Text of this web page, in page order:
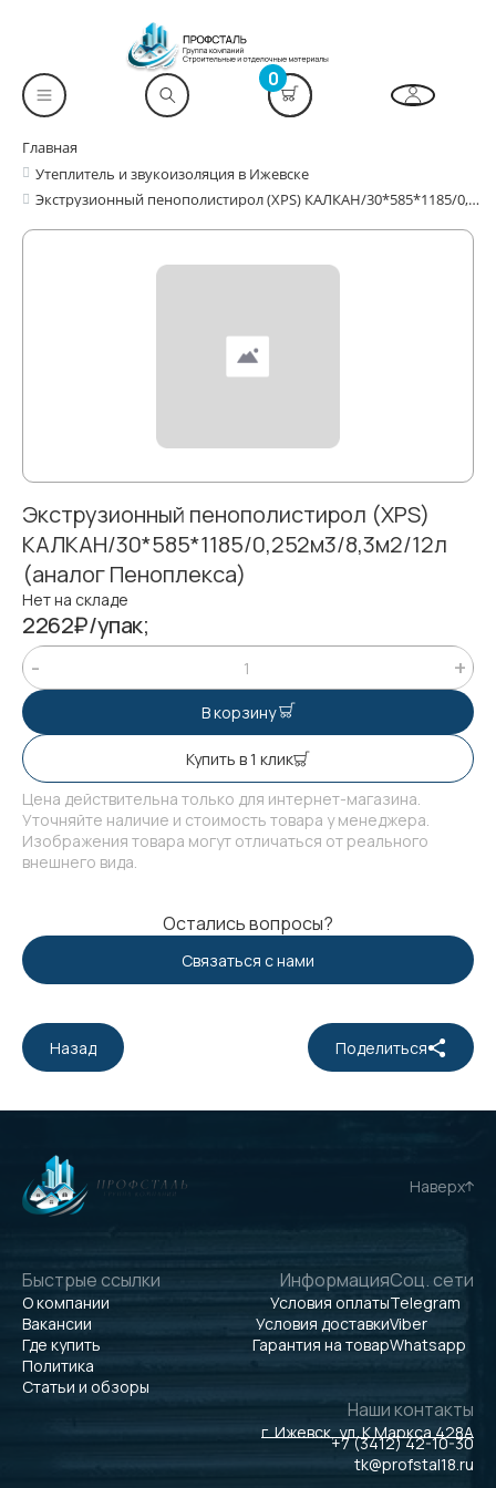
0
Главная
Утеплитель и звукоизоляция в Ижевске
Экструзионный пенополистирол (XPS) КАЛКАН/30*585*1185/0,252м3/8,3м2/12л (аналог Пеноплекса)
Экструзионный пенополистирол (XPS)
КАЛКАН/30*585*1185/0,252м3/8,3м2/12л
(аналог Пеноплекса)
Нет на складе
2262₽/упак;
В корзину
Купить в 1 клик
Цена действительна только для интернет-магазина.
Уточняйте наличие и стоимость товара у менеджера.
Изображения товара могут отличаться от реального
внешнего вида.
Остались вопросы?
Связаться с нами
Назад Поделиться
Наверх
Быстрые ссылки
О компании
Вакансии
Где купить
Политика
Статьи и обзоры
Информация
Условия оплаты
Условия доставки
Гарантия на товар
Соц. сети
Telegram
Viber
Whatsapp
Наши контакты
г. Ижевск, ул. К.Маркса 428А
+7 (3412) 42-10-30
tk@profstal18.ru